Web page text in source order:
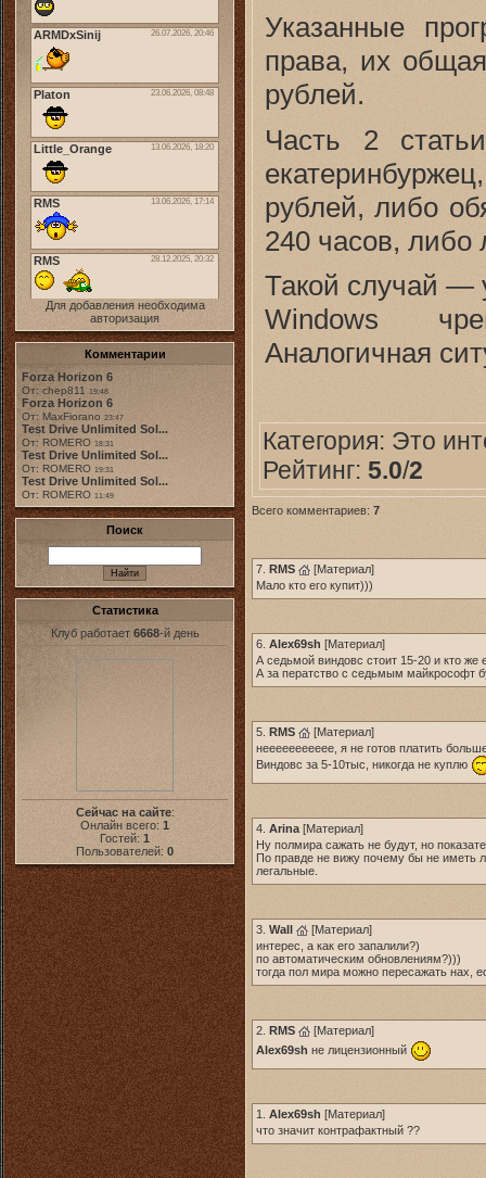
Для добавления необходима
авторизация
Комментарии
Forza Horizon 6
От: chep811 19:48
Forza Horizon 6
От: MaxFiorano 23:47
Test Drive Unlimited Sol...
От: ROMERO 18:31
Test Drive Unlimited Sol...
От: ROMERO 19:31
Test Drive Unlimited Sol...
От: ROMERO 11:49
Поиск
Статистика
Клуб работает 6668-й день
Сейчас на сайте:
Онлайн всего: 1
Гостей: 1
Пользователей: 0
Указанные
права, их
рублей.
Часть 2
рублей, либо
240 часов, либо
Такой случай —
Windows
Аналогичная
Категория: Это
Рейтинг: 5.0/2
Всего комментариев: 7
7. RMS [Материал]
Мало кто его купит)))
6. Alex69sh [Материал]
А седьмой виндовс стоит 15-20 и кто же
А за ператство с седьмым майкрософт
5. RMS [Материал]
неееееееееее, я не готов платить
Виндовс за 5-10тыс, никогда не куплю
4. Arina [Материал]
Ну полмира сажать не будут, но
По правде не вижу почему бы не иметь
легальные.
3. Wall [Материал]
интерес, а как его запалили?)
по автоматическим обновлениям?)))
тогда пол мира можно пересажать нах,
2. RMS [Материал]
Alex69sh не лицензионный
1. Alex69sh [Материал]
что значит контрафактный ??